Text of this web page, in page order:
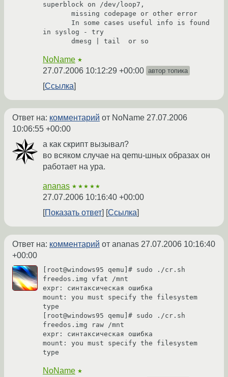
superblock on /dev/loop7,
in syslog - try
NoName ★
27.07.2006 10:12:29 +00:00 автор топика
Ссылка
Ответ на: комментарий от NoName 27.07.2006
10:06:55 +00:00
а как скрипт вызывал?
во всяком случае на qemu-шных образах он
работает на ура.
ananas ★★★★★
27.07.2006 10:16:40 +00:00
Показать ответ
Ссылка
Ответ на: комментарий от ananas 27.07.2006 10:16:40
+00:00
[root@windows95 qemu]# sudo ./cr.sh
freedos.img vfat /mnt
expr: синтаксическая ошибка
mount: you must specify the filesystem
type
[root@windows95 qemu]# sudo ./cr.sh
freedos.img raw /mnt
expr: синтаксическая ошибка
mount: you must specify the filesystem
type
NoName ★